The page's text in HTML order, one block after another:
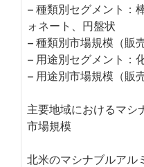
– 種類別セグメント：
ォネート、円盤状
– 種類別市場規模（販
– 用途別セグメント：
– 用途別市場規模（販
主要地域におけるマシ
市場規模
北米のマシナブルアル